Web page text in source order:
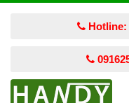
Hotline: